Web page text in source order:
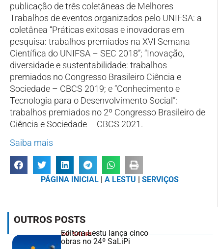
publicação de três coletâneas de Melhores
Trabalhos de eventos organizados pelo UNIFSA: a
coletânea “Práticas exitosas e inovadoras em
pesquisa: trabalhos premiados na XVI Semana
Científica do UNIFSA – SEC 2018”; “Inovação,
diversidade e sustentabilidade: trabalhos
premiados no Congresso Brasileiro Ciência e
Sociedade – CBCS 2019; e “Conhecimento e
Tecnologia para o Desenvolvimento Social”:
trabalhos premiados no 2º Congresso Brasileiro de
Ciência e Sociedade – CBCS 2021.
Saiba mais
PÁGINA INICIAL | A LESTU | SERVIÇOS
OUTROS POSTS
24º SALIPI
Editora Lestu lança cinco
obras no 24º SaLiPi